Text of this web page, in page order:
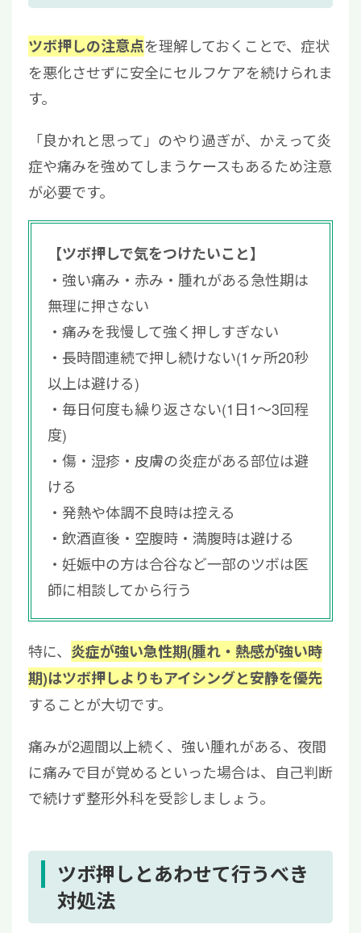
ツボ押しの注意点を理解しておくことで、症状
を悪化させずに安全にセルフケアを続けられま
す。
「良かれと思って」のやり過ぎが、かえって炎
症や痛みを強めてしまうケースもあるため注意
が必要です。
【ツボ押しで気をつけたいこと】
強い痛み・赤み・腫れがある急性期は
無理に押さない
痛みを我慢して強く押しすぎない
長時間連続で押し続けない(1ヶ所20秒
以上は避ける)
毎日何度も繰り返さない(1日1〜3回程
度)
傷・湿疹・皮膚の炎症がある部位は避
ける
発熱や体調不良時は控える
飲酒直後・空腹時・満腹時は避ける
妊娠中の方は合谷など一部のツボは医
師に相談してから行う
特に、 炎症が強い急性期(腫れ・熱感が強い時
期)はツボ押しよりもアイシングと安静を優先
することが大切です。
痛みが2週間以上続く、強い腫れがある、夜間
に痛みで目が覚めるといった場合は、自己判断
で続けず整形外科を受診しましょう。
ツボ押しとあわせて行うべき
対処法